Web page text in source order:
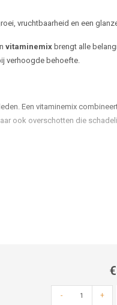
vruchtbaarheid en een
vitaminemixbrengt alle
verhoogde behoefte.
Een vitaminemix
ook overschotten die
- +